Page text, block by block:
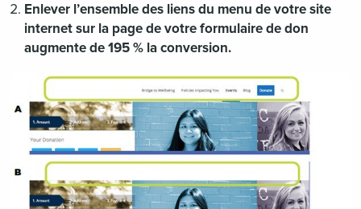
Enlever l’ensemble des liens du menu de votre site
internet sur la page de votre formulaire de don
augmente de 195 % la conversion.